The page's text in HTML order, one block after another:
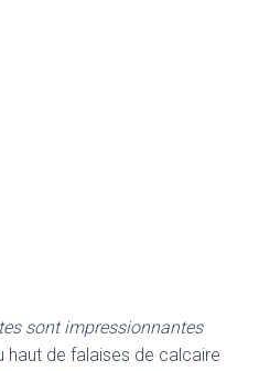
sont impressionnantes
haut de falaises de calcaire